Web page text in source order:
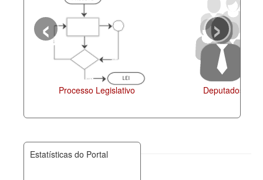
Processo Legislativo Deputados
‹ ›
Estatísticas do Portal